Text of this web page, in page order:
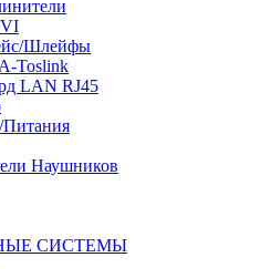
Шлейфы
Toslink
LAN RJ45
Наушников
СИСТЕМЫ